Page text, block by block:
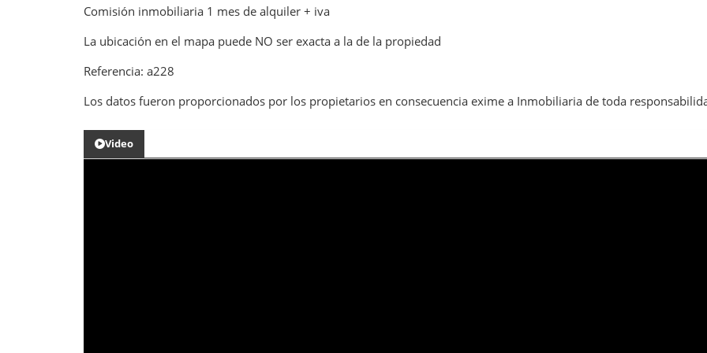
Comisión inmobiliaria 1 mes de alquiler + iva
La ubicación en el mapa puede NO ser exacta a la de la propiedad
Referencia: a228
Los datos fueron proporcionados por los propietarios en consecuencia exime a Inmobiliaria de toda
Video